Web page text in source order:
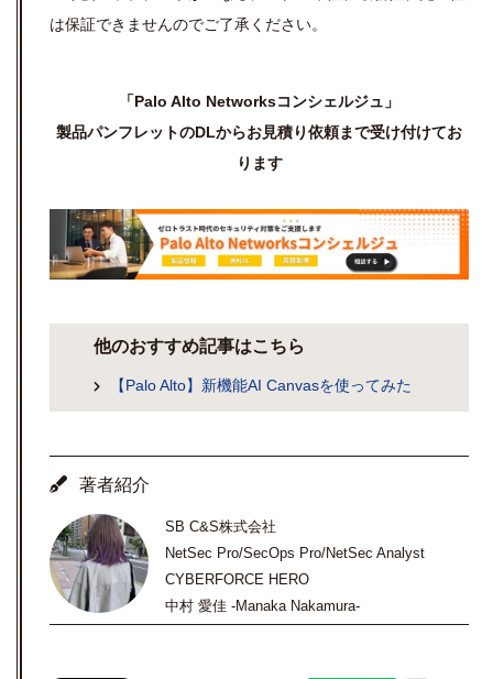
は保証できませんのでご了承ください。
「Palo Alto Networksコンシェルジュ」
製品パンフレットのDLからお見積り依頼まで受け付けてお
ります
他のおすすめ記事はこちら
【Palo Alto】新機能AI Canvasを使ってみた
著者紹介
SB C&S株式会社
NetSec Pro/SecOps Pro/NetSec Analyst
CYBERFORCE HERO
中村 愛佳 -Manaka Nakamura-